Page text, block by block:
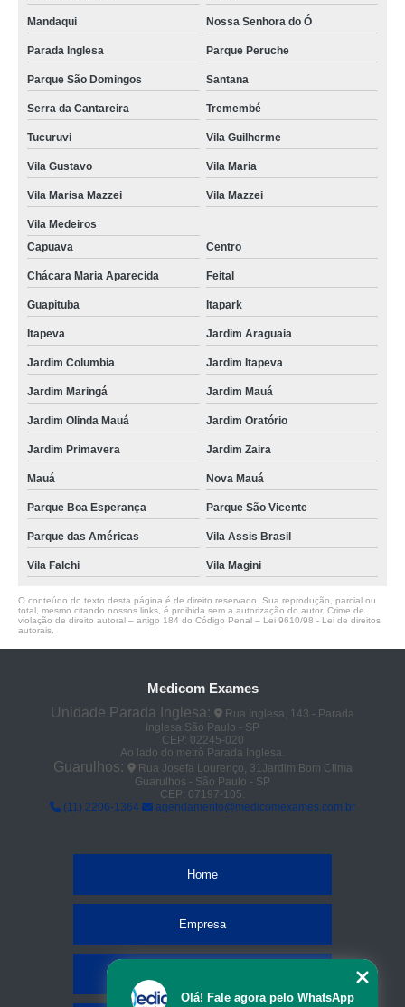
Mandaqui Nossa Senhora do Ó
Parada Inglesa Parque Peruche
Parque São Domingos Santana
Serra da Cantareira Tremembé
Tucuruvi Vila Guilherme
Vila Gustavo Vila Maria
Vila Marisa Mazzei Vila Mazzei
Vila Medeiros
Capuava
Centro
Chácara Maria Aparecida Feital
Guapituba Itapark
Itapeva Jardim Araguaia
Jardim Columbia Jardim Itapeva
Jardim Maringá Jardim Mauá
Jardim Olinda Mauá Jardim Oratório
Jardim Primavera Jardim Zaira
Mauá Nova Mauá
Parque Boa Esperança Parque São Vicente
Parque das Américas Vila Assis Brasil
Vila Falchi Vila Magini
O conteúdo do texto desta página é de direito reservado. Sua reprodução, parcial ou
total, mesmo citando nossos links, é proibida sem a autorização do autor. Crime de
violação de direito autoral – artigo 184 do Código Penal – Lei 9610/98 - Lei de direitos
autorais
Medicom Exames
Unidade Parada Inglesa:
Rua Inglesa, 143 - Parada
Inglesa São Paulo - SP
CEP: 02245-020
Ao lado do metrô Parada Inglesa.
Guarulhos:
Rua Josefa Lourenço, 31Jardim Bom Clima
Guarulhos - São Paulo - SP
CEP: 07197-105.
(11) 2206-1364
agendamento@medicomexames.com.br
Home
Empresa
Olá! Fale agora pelo WhatsApp